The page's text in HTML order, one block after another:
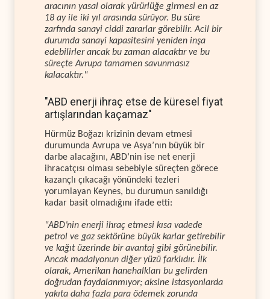
aracının yasal olarak yürürlüğe girmesi en az
18 ay ile iki yıl arasında sürüyor. Bu süre
zarfında sanayi ciddi zararlar görebilir. Acil bir
durumda sanayi kapasitesini yeniden inşa
edebilirler ancak bu zaman alacaktır ve bu
süreçte Avrupa tamamen savunmasız
kalacaktır."
"ABD enerji ihraç etse de küresel fiyat
artışlarından kaçamaz"
Hürmüz Boğazı krizinin devam etmesi
durumunda Avrupa ve Asya’nın büyük bir
darbe alacağını, ABD’nin ise net enerji
ihracatçısı olması sebebiyle süreçten görece
kazançlı çıkacağı yönündeki tezleri
yorumlayan Keynes, bu durumun sanıldığı
kadar basit olmadığını ifade etti:
"ABD’nin enerji ihraç etmesi kısa vadede
petrol ve gaz sektörüne büyük karlar getirebilir
ve kağıt üzerinde bir avantaj gibi görünebilir.
Ancak madalyonun diğer yüzü farklıdır. İlk
olarak, Amerikan hanehalkları bu gelirden
doğrudan faydalanmıyor; aksine istasyonlarda
yakıta daha fazla para ödemek zorunda